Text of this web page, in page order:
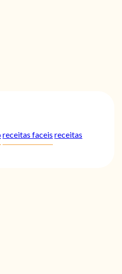
receitas faceis receitas